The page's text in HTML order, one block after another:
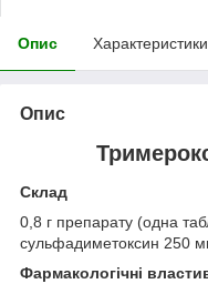
Опис Характеристики
Опис
Склад
0,8 г препарату (одна
сульфадиметоксин 250
Фармакологічні